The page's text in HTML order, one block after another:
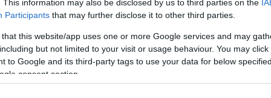
This information may also be disclosed by us to third parties on the
Participants that may further disclose it to other third parties.
that this website/app uses one or more Google services and may
but not limited to your visit or usage behaviour. You may
to Google and its third-party tags to use your data for below
consent section.